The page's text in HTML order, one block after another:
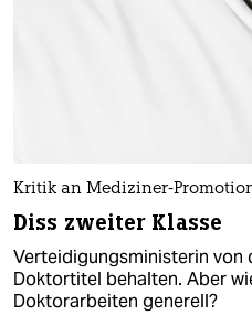
Kritik an Mediziner-
Diss zweiter Klasse
Verteidigungsministerin von
Doktortitel behalten. Aber
Doktorarbeiten generell?